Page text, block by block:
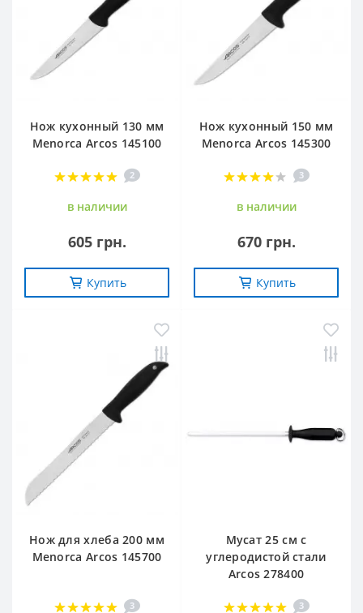
Нож кухонный 130 мм
Menorca Arcos 145100
2
в наличии
605 грн.
Купить
Нож кухонный 150 мм
Menorca Arcos 145300
3
в наличии
670 грн.
Купить
Нож для хлеба 200 мм
Menorca Arcos 145700
3
Мусат 25 см с
углеродистой стали
Arcos 278400
3